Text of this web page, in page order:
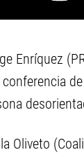
Enríquez
Oliveto